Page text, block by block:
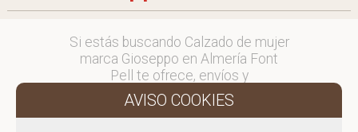
Si estás buscando Calzado de mujer
marca Gioseppo en Almería Font
Pell te ofrece, envíos y
devoluciones gratuítos a Península y
Baleares, para otros destinos